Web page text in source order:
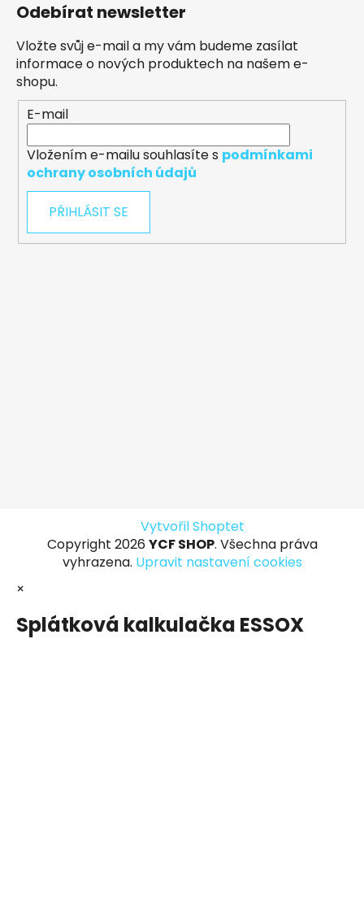
Odebírat newsletter
Vložte svůj e-mail a my vám budeme zasílat
informace o nových produktech na našem e-
shopu.
E-mail
Vložením e-mailu souhlasíte s podmínkami
ochrany osobních údajů
PŘIHLÁSIT SE
Vytvořil Shoptet
Copyright 2026 YCF SHOP. Všechna práva
vyhrazena. Upravit nastavení cookies
×
Splátková kalkulačka ESSOX